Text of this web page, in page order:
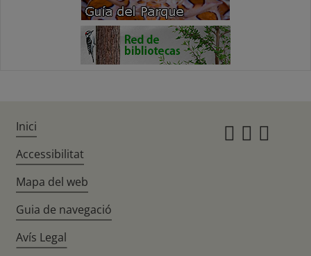
Inici
Accessibilitat
Mapa del web
Guia de navegació
Avís Legal